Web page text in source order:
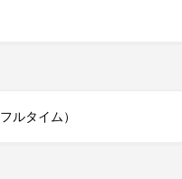
ルタイム）